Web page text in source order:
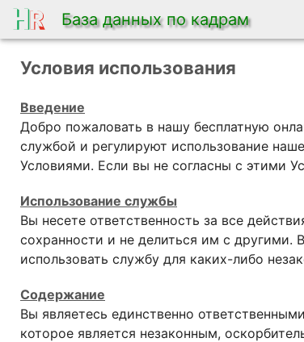
База данных по кадрам
Условия использования
Введение
Добро пожаловать в нашу бесплатную
службой и регулируют использование
Условиями. Если вы не согласны с этими
Использование службы
Вы несете ответственность за все
сохранности и не делиться им с
использовать службу для каких-либо
Cодержание
Вы являетесь единственно
которое является незаконным,